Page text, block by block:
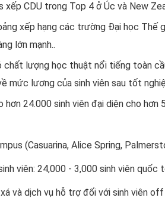
xếp CDU trong Top 4 ở Úc và New
xếp hạng các trường Đại học Thế
lớn mạnh..
chất lượng học thuật nổi tiếng toàn
mức lương của sinh viên sau tốt
hơn 24.000 sinh viên đại diện cho
(Casuarina, Alice Spring,
viên: 24,000 - 3,000 sinh viên quốc
và dịch vụ hỗ trợ đối với sinh viên